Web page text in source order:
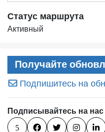
Статус маршрута
Активный
Получайте
Подпишитесь на
Подписывайтесь на нас
5    